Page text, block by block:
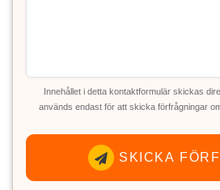
Innehållet i detta kontaktformulär skickas
används endast för att skicka förfrågningar
SKICKA